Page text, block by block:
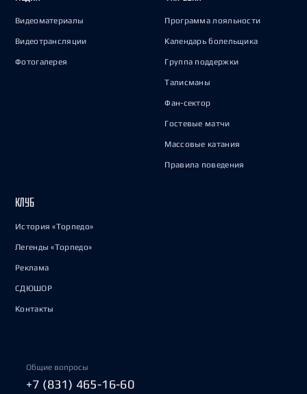
Видеоматериалы
Видеотрансляции
Фотогалерея
Программа лояльности
Календарь болельщика
Группа поддержки
Талисманы
Фан-сектор
Гостевые матчи
Массовые катания
Правила поведения
КЛУБ
История «Торпедо»
Легенды «Торпедо»
Реклама
СДЮШОР
Контакты
Общие вопросы
+7 (831) 465-16-60